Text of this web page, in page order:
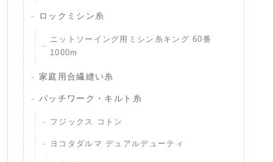
ロックミシン糸
ニットソーイング用ミシン糸キング 60番
1000m
家庭用合繊縫い糸
パッチワーク・キルト糸
フジックス コトン
ヨコタダルマ デュアルデューティ